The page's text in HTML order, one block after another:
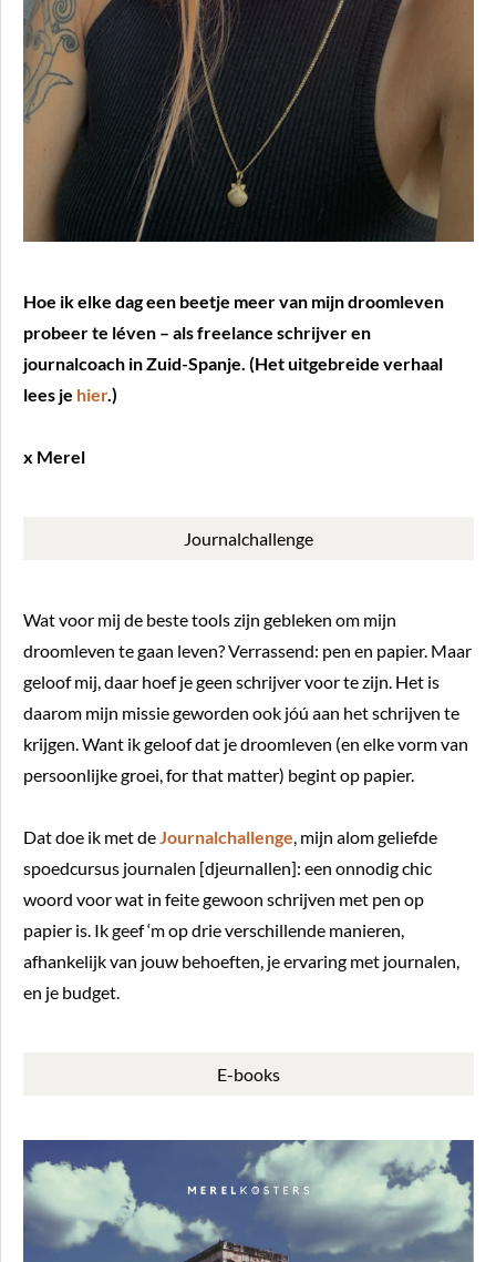
Hoe ik elke dag een beetje meer van mijn droomleven
probeer te léven – als freelance schrijver en
journalcoach in Zuid-Spanje. (Het uitgebreide verhaal
lees je hier.)
x Merel
Journalchallenge
Wat voor mij de beste tools zijn gebleken om mijn
droomleven te gaan leven? Verrassend: pen en papier. Maar
geloof mij, daar hoef je geen schrijver voor te zijn. Het is
daarom mijn missie geworden ook jóú aan het schrijven te
krijgen. Want ik geloof dat je droomleven (en elke vorm van
persoonlijke groei, for that matter) begint op papier.
Dat doe ik met de Journalchallenge , mijn alom geliefde
spoedcursus journalen [djeurnallen]: een onnodig chic
woord voor wat in feite gewoon schrijven met pen op
papier is. Ik geef ‘m op drie verschillende manieren,
afhankelijk van jouw behoeften, je ervaring met journalen,
en je budget.
E-books